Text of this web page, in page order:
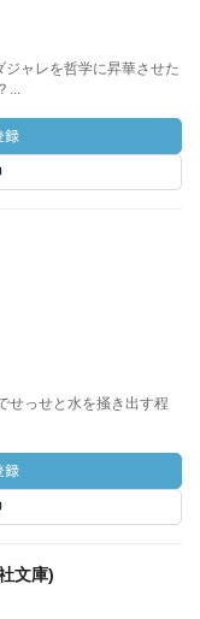
ャレを哲学に昇華させた
...
せっせと水を掻き出す程
文庫)